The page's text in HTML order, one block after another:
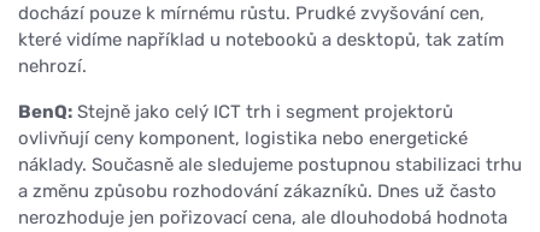
dochází pouze k mírnému růstu. Prudké zvyšování cen,
které vidíme například u notebooků a desktopů, tak zatím
nehrozí.
BenQ: Stejně jako celý ICT trh i segment projektorů
ovlivňují ceny komponent, logistika nebo energetické
náklady. Současně ale sledujeme postupnou stabilizaci trhu
a změnu způsobu rozhodování zákazníků. Dnes už často
nerozhoduje jen pořizovací cena, ale dlouhodobá hodnota